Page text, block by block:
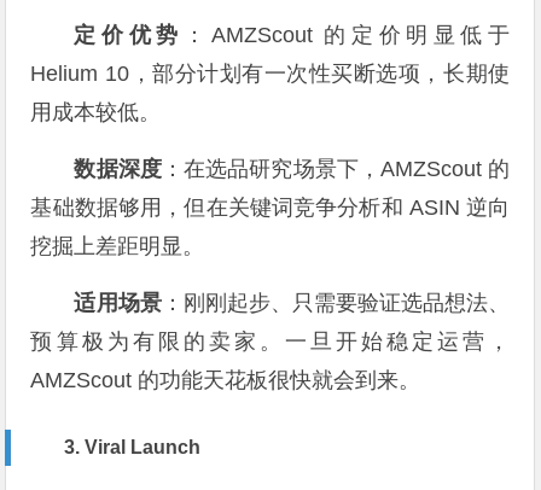
定价优势
：AMZScout 的定价明显低于
Helium 10，部分计划有一次性买断选项，长期使
用成本较低。
数据深度：在选品研究场景下，AMZScout 的
基础数据够用，但在关键词竞争分析和 ASIN 逆向
挖掘上差距明显。
适用场景：刚刚起步、只需要验证选品想法、
预算极为有限的卖家。一旦开始稳定运营，
AMZScout 的功能天花板很快就会到来。
3. Viral Launch